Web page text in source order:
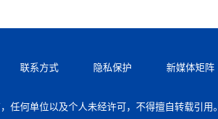
联系方式 隐私保护 新媒体矩阵
任何单位以及个人未经许可，不得擅自转载引用。